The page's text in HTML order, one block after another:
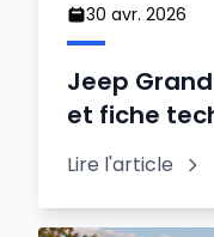
30 avr. 2026
Jeep
et fiche
Lire l'article